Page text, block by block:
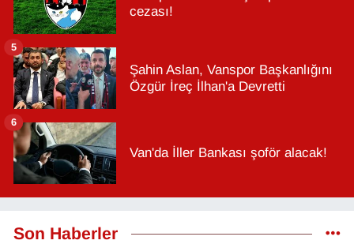
cezası!
Şahin Aslan, Vanspor Başkanlığını
Özgür İreç İlhan'a Devretti
5
Van'da İller Bankası şoför alacak!
6
Son Haberler